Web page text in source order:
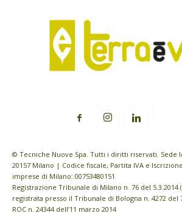
© Tecniche Nuove Spa. Tutti i diritti riservati. Sede
20157 Milano | Codice fiscale, Partita IVA e
imprese di Milano: 00753480151
Registrazione Tribunale di Milano n. 76 del
registrata presso il Tribunale di Bologna n. 4272 del
ROC n. 24344 dell’11 marzo 2014